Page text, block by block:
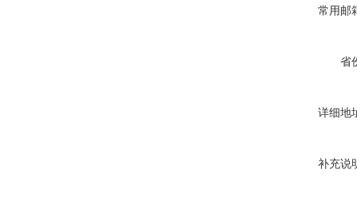
常用邮
省
详细地
补充说